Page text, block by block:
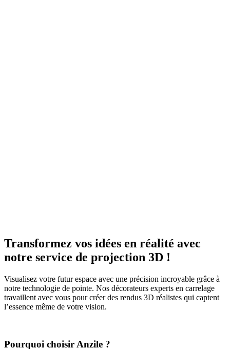
Transformez vos idées en réalité avec
notre service de projection 3D !
Visualisez votre futur espace avec une précision incroyable grâce à
notre technologie de pointe. Nos décorateurs experts en carrelage
travaillent avec vous pour créer des rendus 3D réalistes qui captent
l’essence même de votre vision.
Pourquoi choisir Anzile ?